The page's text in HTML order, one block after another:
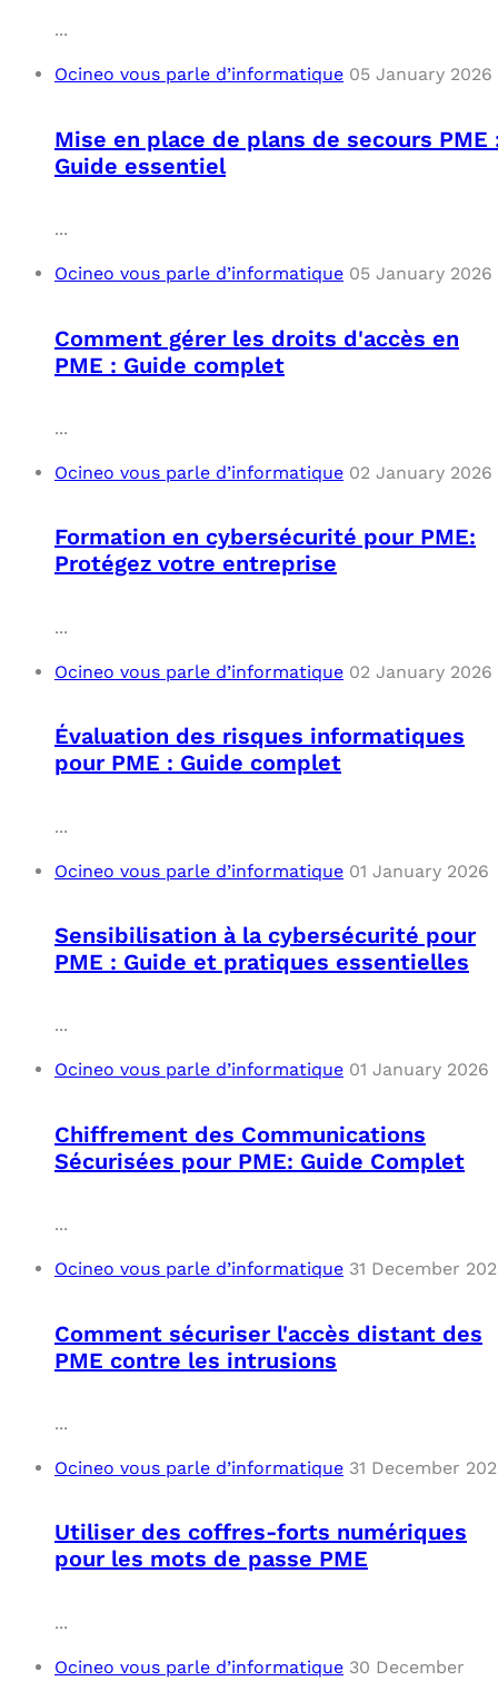
...
Ocineo vous parle d’informatique 05 January 2026
Mise en place de plans de secours PME
Guide essentiel
...
Ocineo vous parle d’informatique 05 January 2026
Comment gérer les droits d'accès en
PME : Guide complet
...
Ocineo vous parle d’informatique 02 January 2026
Formation en cybersécurité pour PME:
Protégez votre entreprise
...
Ocineo vous parle d’informatique 02 January 2026
Évaluation des risques informatiques
pour PME : Guide complet
...
Ocineo vous parle d’informatique 01 January 2026
Sensibilisation à la cybersécurité pour
PME : Guide et pratiques essentielles
...
Ocineo vous parle d’informatique 01 January 2026
Chiffrement des Communications
Sécurisées pour PME: Guide Complet
...
Ocineo vous parle d’informatique 31 December
Comment sécuriser l'accès distant des
PME contre les intrusions
...
Ocineo vous parle d’informatique 31 December
Utiliser des coffres-forts numériques
pour les mots de passe PME
...
Ocineo vous parle d’informatique 30 December